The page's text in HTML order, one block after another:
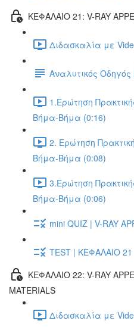
ΚΕΦΑΛΑΙΟ 21: V-RAY
Διδασκαλία με
Αναλυτικός
1.Ερώτηση
Βήμα-Βήμα (0:16)
2. Ερώτηση
Βήμα-Βήμα (0:08)
3.Ερώτηση
Βήμα-Βήμα (0:06)
mini QUIZ | V-RAY
TEST | ΚΕΦΑΛΑΙΟ 21
ΚΕΦΑΛΑΙΟ 22: V-RAY
MATERIALS
Διδασκαλία με